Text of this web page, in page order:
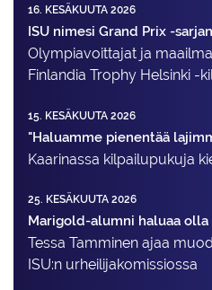
16. KESÄKUUTA 2026
ISU nimesi Grand Prix -
Olympiavoittajat ja
Finlandia Trophy Helsinki -
15. KESÄKUUTA 2026
"Haluamme pienentää
Kaarinassa kilpailupukuja
25. KESÄKUUTA 2026
Marigold-alumni haluaa
Tessa Tamminen ajaa
ISU:n urheilija­komissiossa